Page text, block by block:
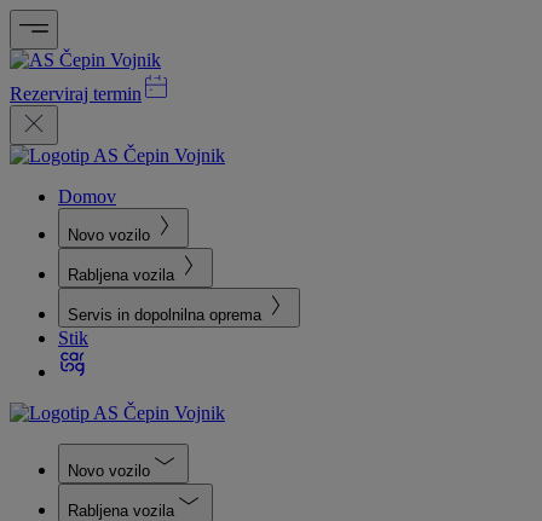
Rezerviraj termin
Domov
Novo vozilo
Rabljena vozila
Servis in dopolnilna oprema
Stik
Novo vozilo
Rabljena vozila